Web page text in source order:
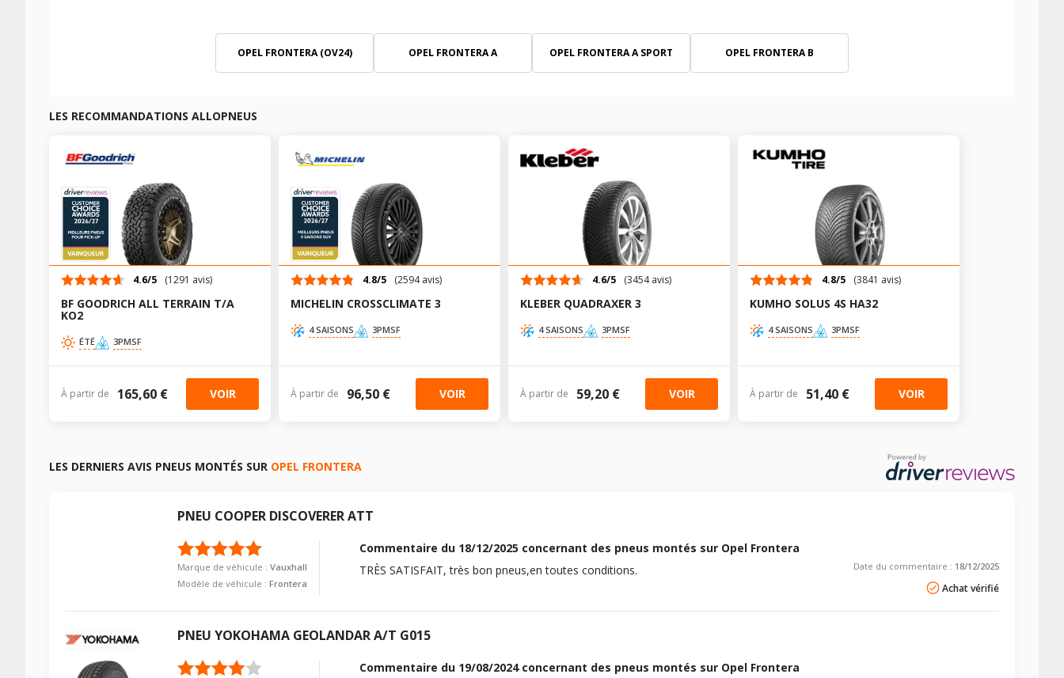
OPEL FRONTERA (OV24) OPEL FRONTERA A OPEL FRONTERA A SPORT OPEL FRONTERA B
LES RECOMMANDATIONS ALLOPNEUS
4.6/5 (1291 avis)
BF GOODRICH ALL TERRAIN T/A
KO2
ÉTÉ 3PMSF
À partir de 165,60 € VOIR
4.8/5 (2594 avis)
MICHELIN CROSSCLIMATE 3
4 SAISONS 3PMSF
À partir de 96,50 € VOIR
4.6/5 (3454 avis)
KLEBER QUADRAXER 3
4 SAISONS 3PMSF
À partir de 59,20 € VOIR
4.8/5 (3841 avis)
KUMHO SOLUS 4S HA32
4 SAISONS 3PMSF
À partir de 51,40 € VOIR
LES DERNIERS AVIS PNEUS MONTÉS SUR OPEL FRONTERA
PNEU COOPER DISCOVERER ATT
Marque de véhicule : Vauxhall
Modèle de véhicule : Frontera
Commentaire du 18/12/2025 concernant des pneus montés sur Opel Frontera
TRÈS SATISFAIT, très bon pneus,en toutes conditions.
Date du commentaire : 18/12/2025
Achat vérifié
PNEU YOKOHAMA GEOLANDAR A/T G015
Commentaire du 19/08/2024concernant des pneus montés sur Opel Frontera